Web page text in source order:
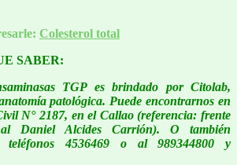
Colesterol total
SABER:
TGP es brindado por Citolab,
patológica. Puede encontrarnos en
N° 2187, en el Callao (referencia: frente
Daniel Alcides Carrión). O también
teléfonos 4536469 o al 989344800 y